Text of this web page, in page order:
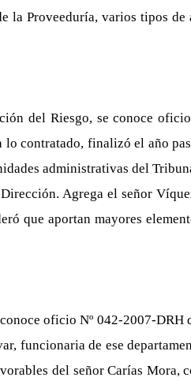
la Proveeduría, varios tipos
del Riesgo, se conoce
contratado, finalizó el año
administrativas del
Agrega el señor
que aportan mayores
oficio Nº 042-2007-
funcionaria de ese
del señor Carías